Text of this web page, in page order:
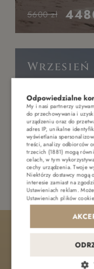
Sierpień
Wypoczynek
5600 zł
Wrzesień
Odpowiedzialne
My i nasi partnerzy
do przechowywania i
urządzeniu oraz do
adres IP, unikalne
wyświetlania
treści, analizy odbiorców
trzecich (1881)mogą
celach, w tym
cechy urządzenia. Twoje
Niektórzy dostawcy mogą
interesie zamiast na
Ustawieniach reklam.
Ustawieniach plików cookie